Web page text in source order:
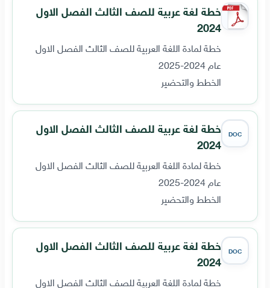
خطة لغة عربية للصف الثالث الفصل الاول
2024
خطة لمادة اللغة العربية للصف الثالث الفصل الاول
عام 2024-2025
الخطط والتحضير
DOC
خطة لغة عربية للصف الثالث الفصل الاول
2024
خطة لمادة اللغة العربية للصف الثالث الفصل الاول
عام 2024-2025
الخطط والتحضير
DOC
خطة لغة عربية للصف الثالث الفصل الاول
2024
خطة لمادة اللغة العربية للصف الثالث الفصل الاول